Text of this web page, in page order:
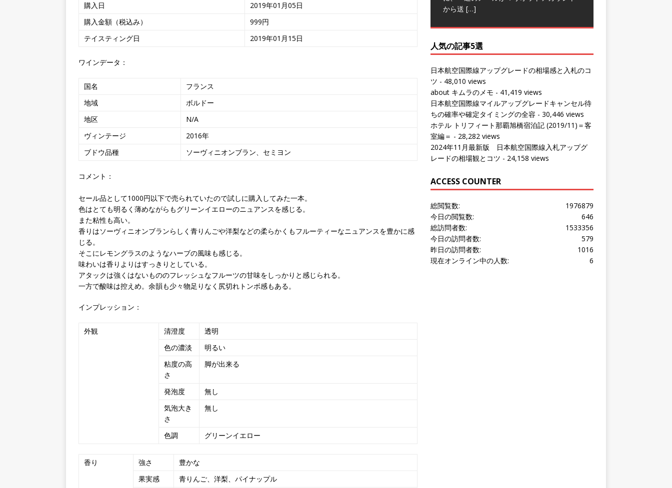
購入日
2019年01月05日
購入金額（税込み）
999円
テイスティング日
2019年01月15日
ワインデータ：
国名
フランス
地域
ボルドー
地区
N/A
ヴィンテージ
2016年
ブドウ品種
ソーヴィニオンブラン、セミヨン
コメント：
セール品として1000円以下で売られていたので試しに購入してみた一本。
色はとても明るく薄めながらもグリーンイエローのニュアンスを感じる。
また粘性も高い。
香りはソーヴィニオンブランらしく青りんごや洋梨などの柔らかくもフルーティーなニュアンスを豊かに感
じる。
そこにレモングラスのようなハーブの風味も感じる。
味わいは香りよりはすっきりとしている。
アタックは強くはないもののフレッシュなフルーツの甘味をしっかりと感じられる。
一方で酸味は控えめ。余韻も少々物足りなく尻切れトンボ感もある。
インプレッション：
外観 清澄度
透明
色の濃淡
明るい
粘度の高
さ
脚が出来る
発泡度
無し
気泡大き
さ
無し
色調 グリーンイエロー
香り 強さ
豊かな
果実感
青りんご、洋梨、パイナップル
から送 […]
人気の記事5選
日本航空国際線アップグレードの相場感と入札のコ
ツ - 48,010 views
about キムラのメモ - 41,419 views
日本航空国際線マイルアップグレードキャンセル待
ちの確率や確定タイミングの全容 - 30,446 views
ホテル トリフィート那覇旭橋宿泊記 (2019/11)＝客
室編＝ - 28,282 views
2024年11月最新版 日本航空国際線入札アップグ
レードの相場観とコツ - 24,158 views
ACCESS COUNTER
1976879
総閲覧数:
646
今日の閲覧数:
1533356
総訪問者数:
579
今日の訪問者数:
1016
昨日の訪問者数:
6
現在オンライン中の人数: